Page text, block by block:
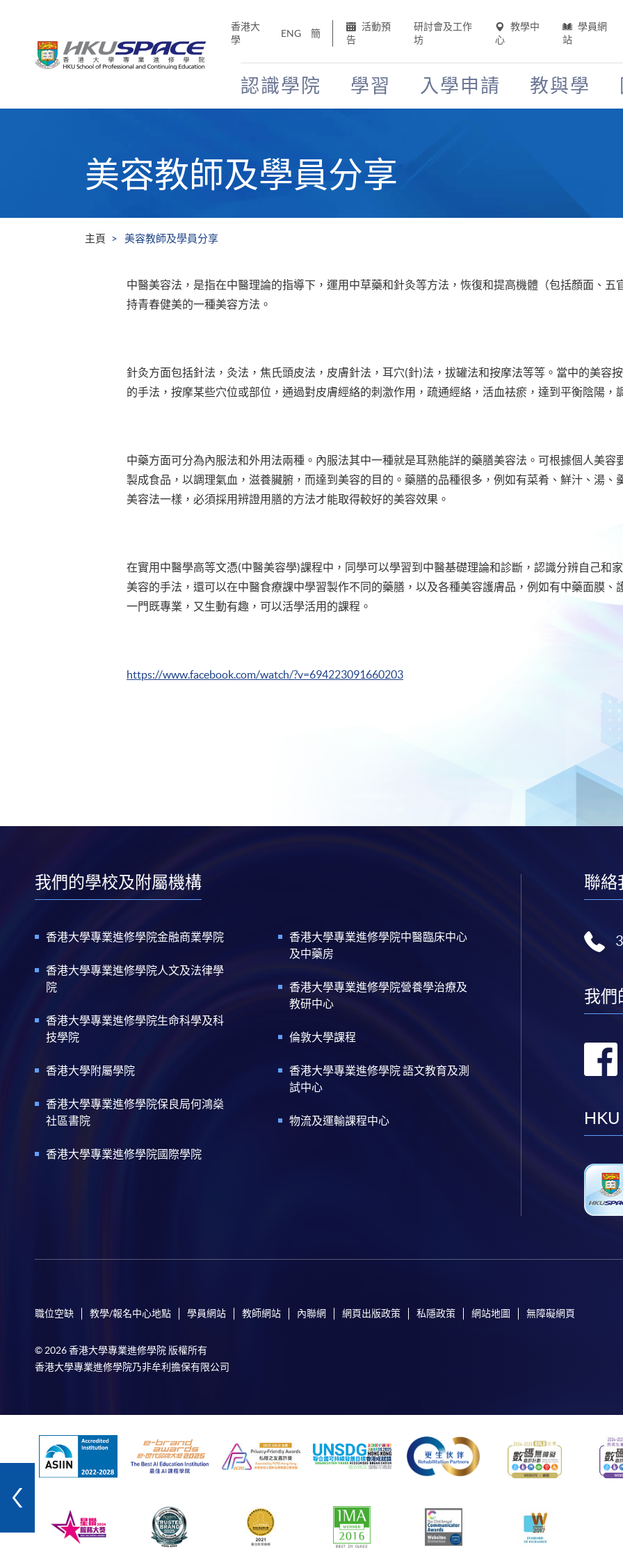
香港大
學
ENG 簡
活動預
告
研討會及工作
坊
教學中
心
學員網
站
認識學院 學習 入學申請 教與學
美容教師及學員分享
主頁 美容教師及學員分享
中醫美容法，是指在中醫理論的指導下，運用中草藥和針灸等方法，恢復和提高機體（包括顏面、五
持青春健美的一種美容方法。
針灸方面包括針法，灸法，焦氏頭皮法，皮膚針法，耳穴(針)法，拔罐法和按摩法等等。當中的美容
的手法，按摩某些穴位或部位，通過對皮膚經絡的刺激作用，疏通經絡，活血袪瘀，達到平衡陰陽，
中藥方面可分為內服法和外用法兩種。內服法其中一種就是耳熟能詳的藥膳美容法。可根據個人美容
製成食品，以調理氣血，滋養臟腑，而達到美容的目的。藥膳的品種很多，例如有菜肴、鮮汁、湯、
美容法一樣，必須採用辨證用膳的方法才能取得較好的美容效果。
在實用中醫學高等文憑(中醫美容學)課程中，同學可以學習到中醫基礎理論和診斷，認識分辨自己和
美容的手法，還可以在中醫食療課中學習製作不同的藥膳，以及各種美容護膚品，例如有中藥面膜、
一門既專業，又生動有趣，可以活學活用的課程。
https://www.facebook.com/watch/?v=694223091660203
我們的學校及附屬機構
香港大學專業進修學院金融商業學院
香港大學專業進修學院人文及法律學
院
香港大學專業進修學院生命科學及科
技學院
香港大學附屬學院
香港大學專業進修學院保良局何鴻燊
社區書院
香港大學專業進修學院國際學院
香港大學專業進修學院中醫臨床中心
及中藥房
香港大學專業進修學院營養學治療及
教研中心
倫敦大學課程
香港大學專業進修學院 語文教育及測
試中心
物流及運輸課程中心
聯絡
我們
HKU
職位空缺 教學/報名中心地點 學員網站 教師網站 內聯網 網頁出版政策 私隱政策 網站地圖 無障礙網頁
© 2026 香港大學專業進修學院 版權所有
香港大學專業進修學院乃非牟利擔保有限公司